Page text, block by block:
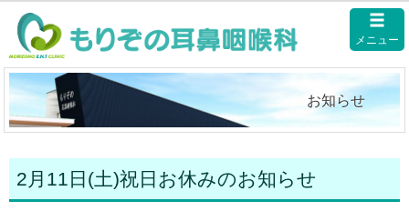
メニュー
お知らせ
2月11日(土)祝日お休みのお知らせ